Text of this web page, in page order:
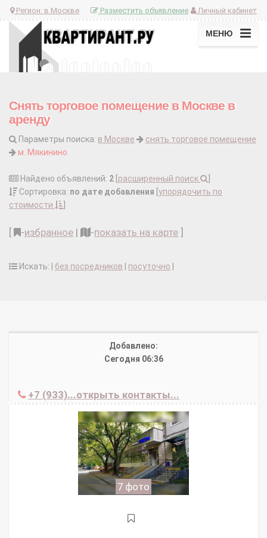
Регион: в Москве Личный кабинет
Разместить объявление
МЕНЮ
Снять торговое помещение в Москве в
аренду
Параметры поиска: в Москве
снять торговое помещение
м. Мякинино
Найдено объявлений: 2 расширенный поиск
Сортировка: по дате добавления упорядочить по
стоимости
-избранное | -показать на карте
Искать: | без посредников посуточно
Добавлено:
Сегодня 06:36
+7 (933)...открыть контакты...
7 фото